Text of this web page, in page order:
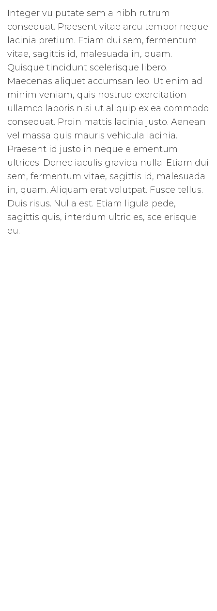
Integer vulputate sem a nibh rutrum
consequat. Praesent vitae arcu tempor neque
lacinia pretium. Etiam dui sem, fermentum
vitae, sagittis id, malesuada in, quam.
Quisque tincidunt scelerisque libero.
Maecenas aliquet accumsan leo. Ut enim ad
minim veniam, quis nostrud exercitation
ullamco laboris nisi ut aliquip ex ea commodo
consequat. Proin mattis lacinia justo. Aenean
vel massa quis mauris vehicula lacinia.
Praesent id justo in neque elementum
ultrices. Donec iaculis gravida nulla. Etiam dui
sem, fermentum vitae, sagittis id, malesuada
in, quam. Aliquam erat volutpat. Fusce tellus.
Duis risus. Nulla est. Etiam ligula pede,
sagittis quis, interdum ultricies, scelerisque
eu.